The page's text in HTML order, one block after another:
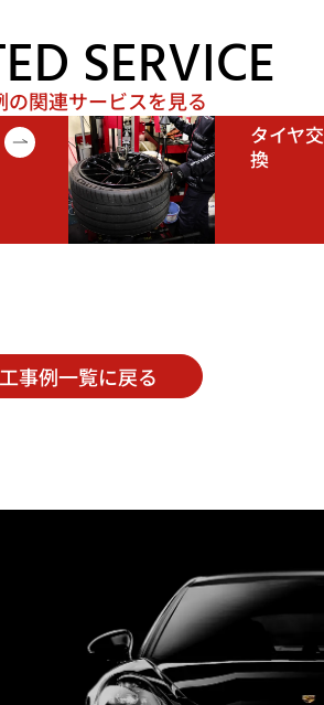
SERVICE
の関連サービスを見る
タイヤ交
換
事例一覧に戻る